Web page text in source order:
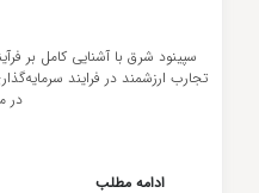
سپینود شرق با آشنايی كامل بر
تجارب ارزشمند در فرايند
در
ادامه مطلب